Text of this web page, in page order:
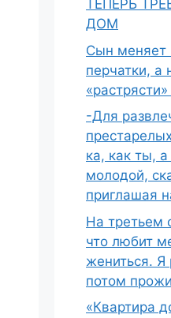
ТЕПЕРЬ
ДОМ
Сын меняет
перчатки, а
-Для
ка, как ты,
молодой,
приглашая
На третьем
что любит
жениться.
потом
«Квартира